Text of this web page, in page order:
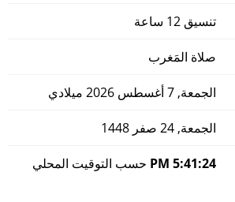
تنسيق 12 ساعة
صلاة المَغرب
الجمعة, 7 أغسطس 2026 ميلادي
الجمعة, 24 صفر 1448
5:41:25 PM
حسب التوقيت المحلي